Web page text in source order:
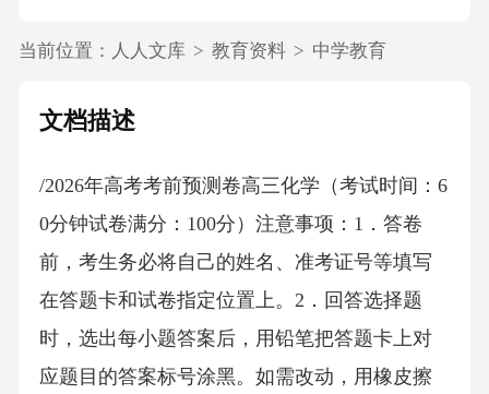
当前位置： 人人文库 > 教育资料 > 中学教育
文档描述
/2026年高考考前预测卷高三化学（考试时间：6
0分钟试卷满分：100分）注意事项：1．答卷
前，考生务必将自己的姓名、准考证号等填写
在答题卡和试卷指定位置上。2．回答选择题
时，选出每小题答案后，用铅笔把答题卡上对
应题目的答案标号涂黑。如需改动，用橡皮擦